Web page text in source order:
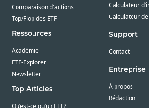
Comparaison d'actions
Top/Flop des ETF
Ressources
Académie
ETF-Explorer
Newsletter
Top Articles
Qu’est-ce qu’un ETF?
Calculateur
Calculateur
Support
Contact
Entreprise
À propos
Rédaction